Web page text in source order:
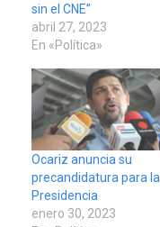
sin el CNE”
abril 27, 2023
En «Política»
Ocariz anuncia su
precandidatura para la
Presidencia
enero 30, 2023